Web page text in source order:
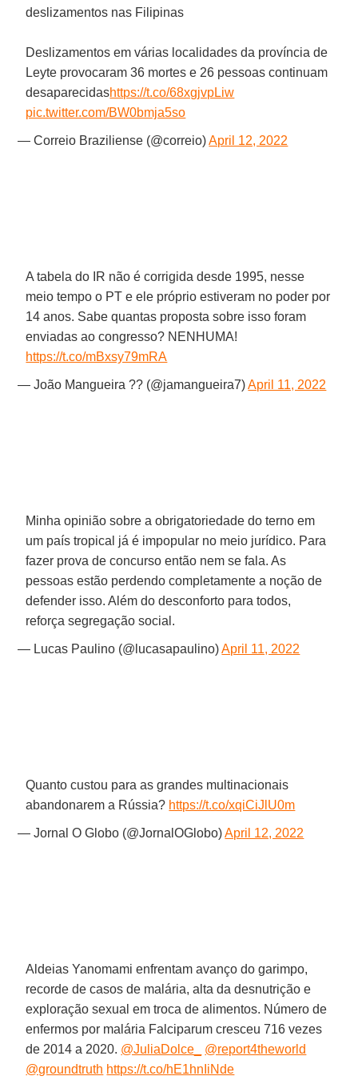
deslizamentos nas Filipinas
Deslizamentos em várias localidades da província de
Leyte provocaram 36 mortes e 26 pessoas continuam
desaparecidashttps://t.co/68xgjvpLiw
pic.twitter.com/BW0bmja5so
— Correio Braziliense (@correio)April 12, 2022
A tabela do IR não é corrigida desde 1995, nesse
meio tempo o PT e ele próprio estiveram no poder por
14 anos. Sabe quantas proposta sobre isso foram
enviadas ao congresso? NENHUMA!
https://t.co/mBxsy79mRA
— João Mangueira ?? (@jamangueira7)April 11, 2022
Minha opinião sobre a obrigatoriedade do terno em
um país tropical já é impopular no meio jurídico. Para
fazer prova de concurso então nem se fala. As
pessoas estão perdendo completamente a noção de
defender isso. Além do desconforto para todos,
reforça segregação social.
— Lucas Paulino (@lucasapaulino)April 11, 2022
Quanto custou para as grandes multinacionais
abandonarem a Rússia? https://t.co/xqiCiJlU0m
— Jornal O Globo (@JornalOGlobo)April 12, 2022
Aldeias Yanomami enfrentam avanço do garimpo,
recorde de casos de malária, alta da desnutrição e
exploração sexual em troca de alimentos. Número de
enfermos por malária Falciparum cresceu 716 vezes
de 2014 a 2020. @JuliaDolce_
@report4theworld
@groundtruth https://t.co/hE1hnIiNde